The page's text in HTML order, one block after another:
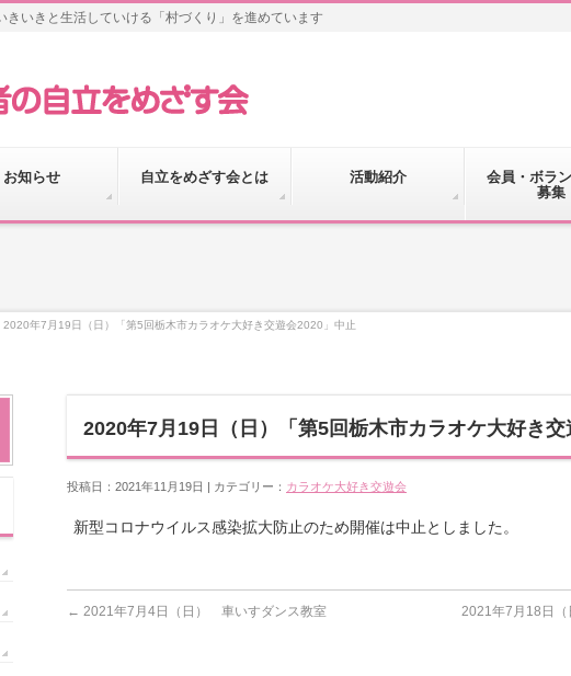
いきと生活していける「村づくり」を進めています
お知らせ 自立をめざす会とは 活動紹介
会員・ボラ
募集
2020年7月19日（日）「第5回栃木市カラオケ大好き交遊会2020」中止
2020年7月19日（日）「第5回栃木市カラオケ大好き
投稿日：2021年11月19日 | カテゴリー： カラオケ大好き交遊会
新型コロナウイルス感染拡大防止のため開催は中止としました。
← 2021年7月4日（日） 車いすダンス教室
2021年7月18日（